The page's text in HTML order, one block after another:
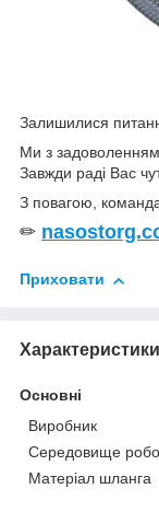
Залишилися
Ми з задоволенням
Завжди раді Вас
З повагою,
✏
Приховати
Характеристики
Основні
Виробник
Середовище
Матеріал шланга